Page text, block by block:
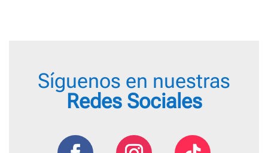
Síguenos en nuestras
Redes Sociales